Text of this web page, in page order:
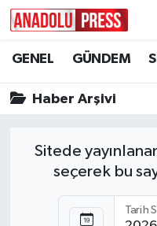
GENEL GÜNDEM
Haber Arşivi
Sitede
seçerek bu
Tarih
Nöbetçi
Hava Durumu
Trafik Durumu
Süper Lig Puan